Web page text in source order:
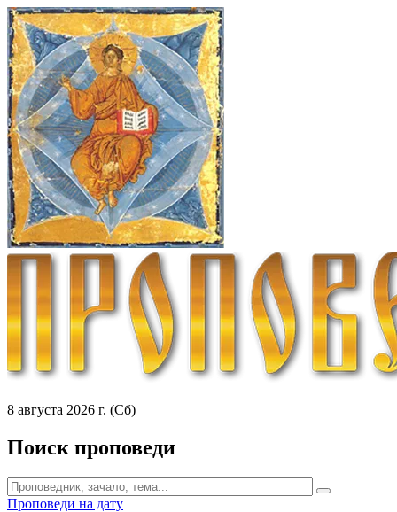
8 августа 2026 г. (Сб)
Поиск проповеди
Проповеди на дату